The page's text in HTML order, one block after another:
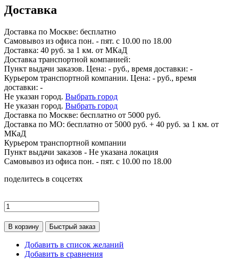
Доставка
Доставка по Москве: бесплатно
Самовывоз из офиса пон. - пят. с 10.00 по 18.00
Доставка: 40 руб. за 1 км. от МКаД
Доставка транспортной компанией:
Пункт выдачи заказов. Цена: - руб., время доставки: -
Курьером транспортной компании. Цена: - руб., время
доставки: -
Не указан город. Выбрать город
Не указан город. Выбрать город
Доставка по Москве: бесплатно от 5000 руб.
Доставка по МО: бесплатно от 5000 руб. + 40 руб. за 1 км. от
МКаД
Курьером транспортной компании
Пункт выдачи заказов - Не указана локация
Самовывоз из офиса пон. - пят. с 10.00 по 18.00
поделитесь в соцсетях
В корзину Быстрый заказ
Добавить в список желаний
Добавить в сравнения